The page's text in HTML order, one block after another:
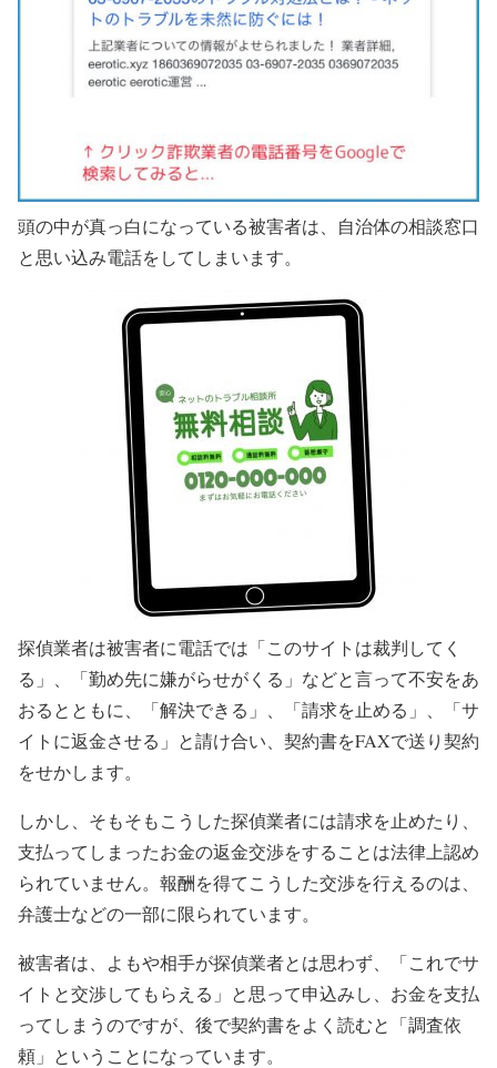
頭の中が真っ白になっている被害者は、自治体の相談窓口
と思い込み電話をしてしまいます。
探偵業者は被害者に電話では「このサイトは裁判してく
る」、「勤め先に嫌がらせがくる」などと言って不安をあ
おるとともに、「解決できる」、「請求を止める」、「サ
イトに返金させる」と請け合い、契約書をFAXで送り契約
をせかします。
しかし、そもそもこうした探偵業者には請求を止めたり、
支払ってしまったお金の返金交渉をすることは法律上認め
られていません。報酬を得てこうした交渉を行えるのは、
弁護士などの一部に限られています。
被害者は、よもや相手が探偵業者とは思わず、「これでサ
イトと交渉してもらえる」と思って申込みし、お金を支払
ってしまうのですが、後で契約書をよく読むと「調査依
頼」ということになっています。